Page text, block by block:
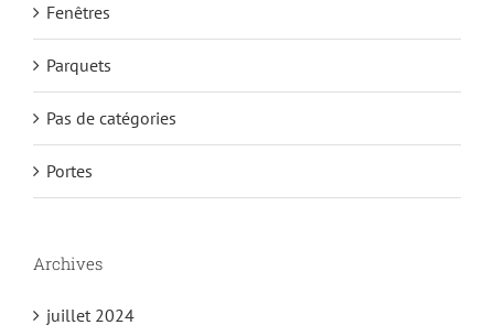
Fenêtres
Parquets
Pas de catégories
Portes
Archives
juillet 2024